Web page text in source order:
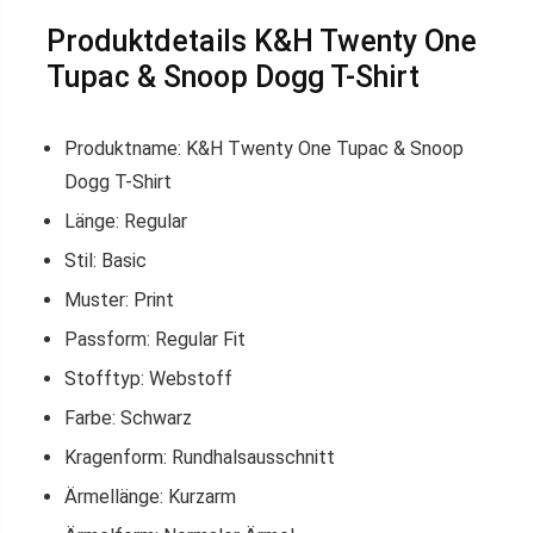
Produktdetails K&H Twenty One
Tupac & Snoop Dogg T-Shirt
Produktname: K&H Twenty One Tupac & Snoop
Dogg T-Shirt
Länge: Regular
Stil: Basic
Muster: Print
Passform: Regular Fit
Stofftyp: Webstoff
Farbe: Schwarz
Kragenform: Rundhalsausschnitt
Ärmellänge: Kurzarm